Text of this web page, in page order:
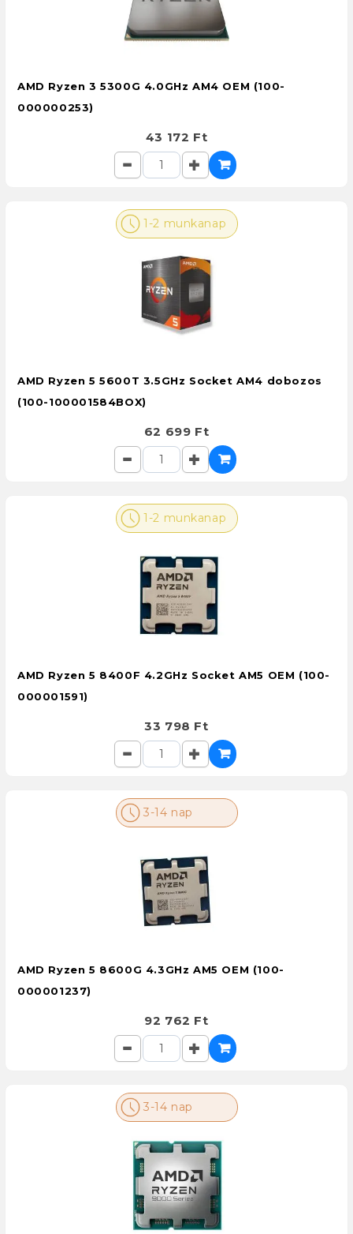
AMD Ryzen 3 5300G 4.0GHz AM4 OEM (100-
000000253)
43 172 Ft
1-2 munkanap
AMD Ryzen 5 5600T 3.5GHz Socket AM4 dobozos
(100-100001584BOX)
62 699 Ft
1-2 munkanap
AMD Ryzen 5 8400F 4.2GHz Socket AM5 OEM (100-
000001591)
33 798 Ft
3-14 nap
AMD Ryzen 5 8600G 4.3GHz AM5 OEM (100-
000001237)
92 762 Ft
3-14 nap